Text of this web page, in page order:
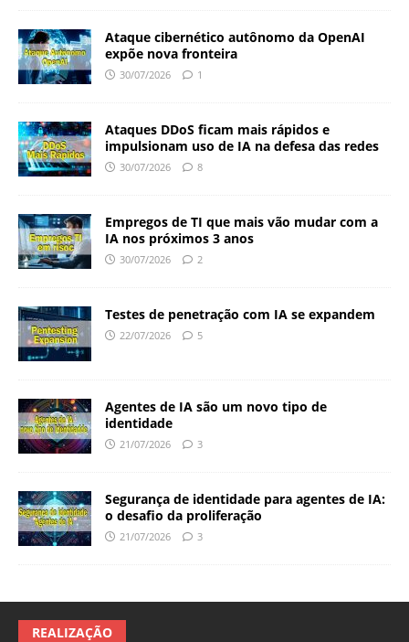
Ataque cibernético autônomo da OpenAI
expõe nova fronteira
30/07/2026 1
Ataques DDoS ficam mais rápidos e
impulsionam uso de IA na defesa das redes
30/07/2026 8
Empregos de TI que mais vão mudar com a
IA nos próximos 3 anos
30/07/2026 2
Testes de penetração com IA se expandem
22/07/2026 5
Agentes de IA são um novo tipo de
identidade
21/07/2026 3
Segurança de identidade para agentes de IA:
o desafio da proliferação
21/07/2026 3
REALIZAÇÃO